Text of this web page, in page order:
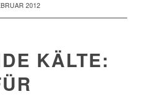
2012
KÄLTE: